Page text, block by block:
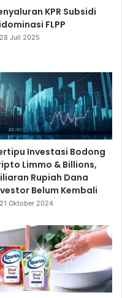
KPR Subsidi
FLPP
28 Juli 2025
Investasi Bodong
Limmo & Billions,
Rupiah Dana
Belum Kembali
21 Oktober 2024